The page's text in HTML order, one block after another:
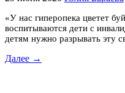
«У нас гиперопека цветет
воспитываются дети с
детям нужно разрывать эту
Далее →